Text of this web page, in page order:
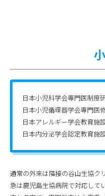
日本小児科学会専門医制度
日本小児循環器学会専門医
日本アレルギー学会教育施
日本内分泌学会認定教育施
通常の外来は隣接の谷山生協ク
急は鹿児島生協病院で対応して